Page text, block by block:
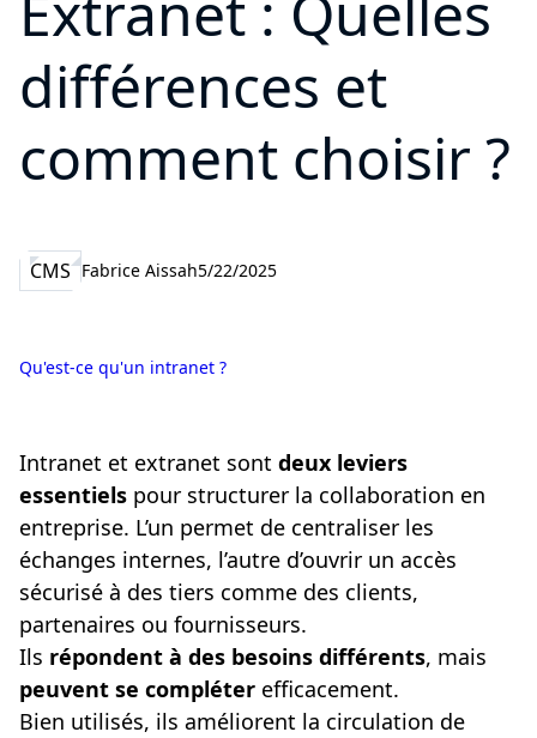
différences et
comment choisir ?
CMS Fabrice Aissah5/22/2025
Qu'est-ce qu'un intranet ?
Intranet et extranet sont deux leviers
essentiels pour structurer la collaboration en
entreprise. L’un permet de centraliser les
échanges internes, l’autre d’ouvrir un accès
sécurisé à des tiers comme des clients,
partenaires ou fournisseurs.
Ils répondent à des besoins différents, mais
peuvent se compléter efficacement.
Bien utilisés, ils améliorent la circulation de